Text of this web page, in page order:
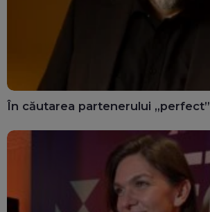
În căutarea partenerului „perfect”